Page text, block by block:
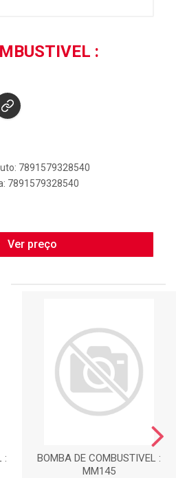
:
7891579328540
7891579328540
Ver preço
:
BOMBA DE COMBUSTIVEL :
MM145